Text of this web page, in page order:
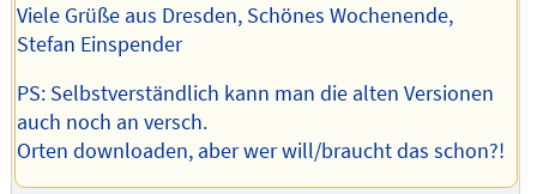
Viele Grüße aus Dresden, Schönes Wochenende,
Stefan Einspender
PS: Selbstverständlich kann man die alten Versionen
auch noch an versch.
Orten downloaden, aber wer will/braucht das schon?!